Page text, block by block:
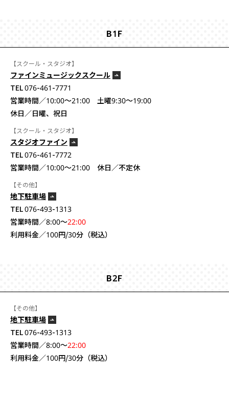
B1F
【スクール・スタジオ】
ファインミュージックスクール
TEL 076-461-7771
営業時間／10:00〜21:00 土曜9:30〜19:00
休日／日曜、祝日
【スクール・スタジオ】
スタジオファイン
TEL 076-461-7772
営業時間／10:00〜21:00 休日／不定休
【その他】
地下駐車場
TEL 076-493-1313
営業時間／8:00〜22:00
利用料金／100円/30分（税込）
B2F
【その他】
地下駐車場
TEL 076-493-1313
営業時間／8:00〜22:00
利用料金／100円/30分（税込）